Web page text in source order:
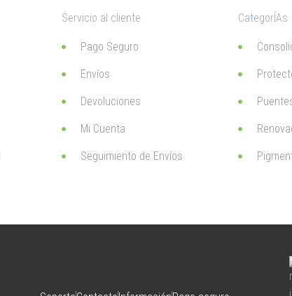
Servicio al cliente
Pago Seguro
Envíos
Devoluciones
Mi Cuenta
Seguimiento de Envíos
CategorÍAs